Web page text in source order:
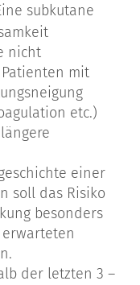
subkutane
nicht
mit
etc.)
einer
soll das Risiko
besonders
der letzten 3 –